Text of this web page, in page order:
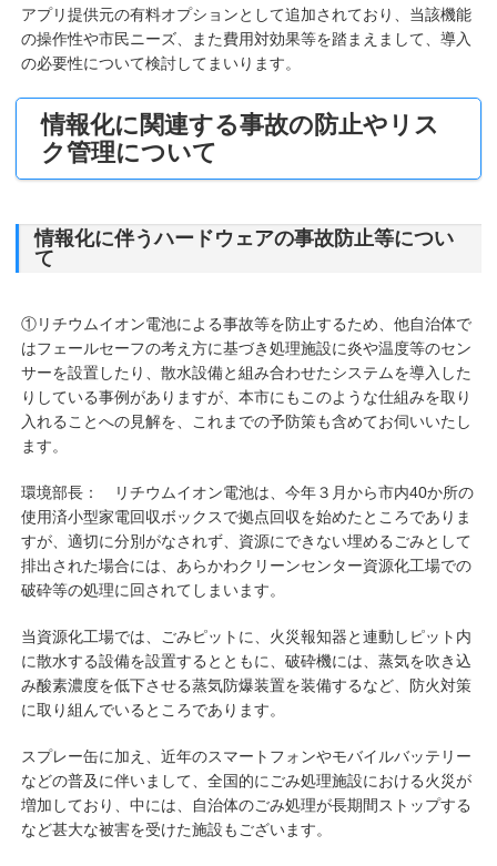
アプリ提供元の有料オプションとして追加されており、当該機能
の操作性や市民ニーズ、また費用対効果等を踏まえまして、導入
の必要性について検討してまいります。
情報化に関連する事故の防止やリス
ク管理について
情報化に伴うハードウェアの事故防止等につい
て
①リチウムイオン電池による事故等を防止するため、他自治体で
はフェールセーフの考え方に基づき処理施設に炎や温度等のセン
サーを設置したり、散水設備と組み合わせたシステムを導入した
りしている事例がありますが、本市にもこのような仕組みを取り
入れることへの見解を、これまでの予防策も含めてお伺いいたし
ます。
環境部長： リチウムイオン電池は、今年３月から市内40か所の
使用済小型家電回収ボックスで拠点回収を始めたところでありま
すが、適切に分別がなされず、資源にできない埋めるごみとして
排出された場合には、あらかわクリーンセンター資源化工場での
破砕等の処理に回されてしまいます。
当資源化工場では、ごみピットに、火災報知器と連動しピット内
に散水する設備を設置するとともに、破砕機には、蒸気を吹き込
み酸素濃度を低下させる蒸気防爆装置を装備するなど、防火対策
に取り組んでいるところであります。
スプレー缶に加え、近年のスマートフォンやモバイルバッテリー
などの普及に伴いまして、全国的にごみ処理施設における火災が
増加しており、中には、自治体のごみ処理が長期間ストップする
など甚大な被害を受けた施設もございます。